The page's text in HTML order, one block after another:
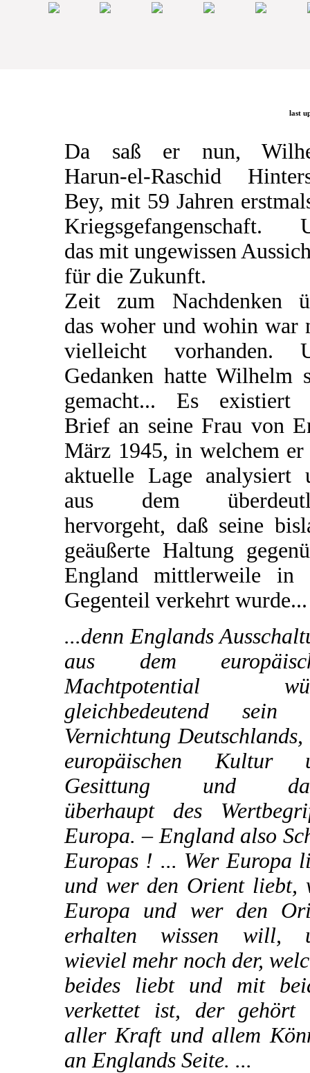
last
Da saß er nun,
Harun-el-Raschid
Bey, mit 59 Jahren
Kriegsgefangenschaft.
das mit ungewissen
für die Zukunft.
Zeit zum Nachdenken
das woher und wohin war
vielleicht vorhanden.
Gedanken hatte Wilhelm
gemacht... Es existiert
Brief an seine Frau von
März 1945, in welchem er
aktuelle Lage analysiert
aus dem
hervorgeht, daß seine
geäußerte Haltung
England mittlerweile in
Gegenteil verkehrt wurde...
...denn Englands
aus dem
Machtpotential
gleichbedeutend sein
Vernichtung Deutschlands,
europäischen Kultur
Gesittung und
überhaupt des
Europa. – England also
Europas ! ... Wer Europa
und wer den Orient liebt,
Europa und wer den
erhalten wissen will,
wieviel mehr noch der,
beides liebt und mit
verkettet ist, der gehört
aller Kraft und allem
an Englands Seite. ...